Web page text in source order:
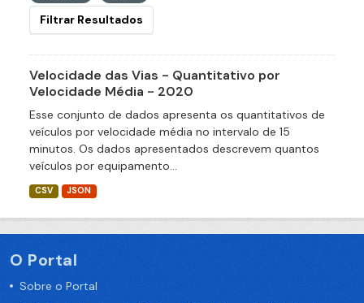
Filtrar Resultados
Velocidade das Vias - Quantitativo por
Velocidade Média - 2020
Esse conjunto de dados apresenta os quantitativos de
veículos por velocidade média no intervalo de 15
minutos. Os dados apresentados descrevem quantos
veículos por equipamento...
CSV JSON
O Portal
Sobre o Portal